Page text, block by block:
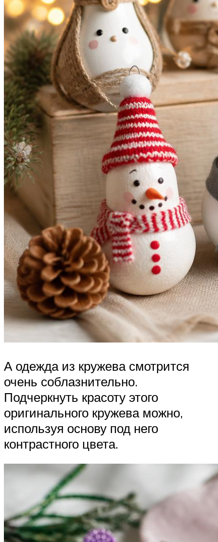
А одежда из кружева смотрится
очень соблазнительно.
Подчеркнуть красоту этого
оригинального кружева можно,
используя основу под него
контрастного цвета.